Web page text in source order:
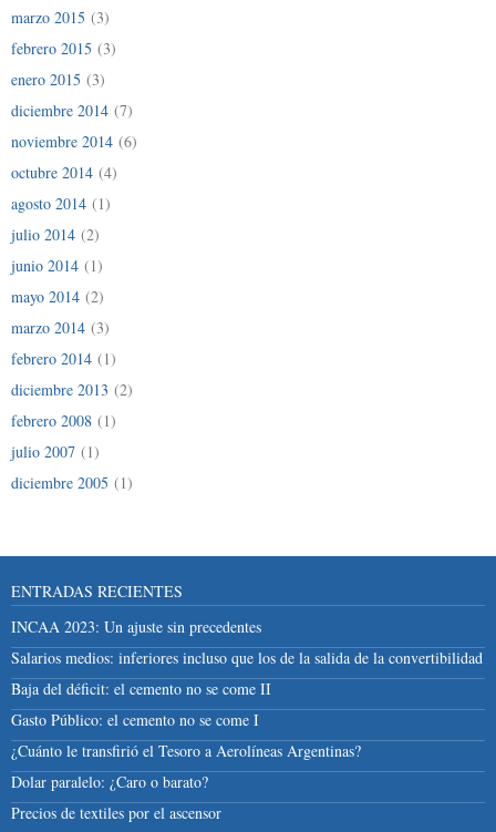
marzo 2015 (3)
febrero 2015 (3)
enero 2015 (3)
diciembre 2014 (7)
noviembre 2014 (6)
octubre 2014 (4)
agosto 2014 (1)
julio 2014 (2)
junio 2014 (1)
mayo 2014 (2)
marzo 2014 (3)
febrero 2014 (1)
diciembre 2013 (2)
febrero 2008 (1)
julio 2007 (1)
diciembre 2005 (1)
ENTRADAS RECIENTES
INCAA 2023: Un ajuste sin precedentes
Salarios medios: inferiores incluso que los de la salida de la convertibilidad
Baja del déficit: el cemento no se come II
Gasto Público: el cemento no se come I
¿Cuánto le transfirió el Tesoro a Aerolíneas Argentinas?
Dolar paralelo: ¿Caro o barato?
Precios de textiles por el ascensor